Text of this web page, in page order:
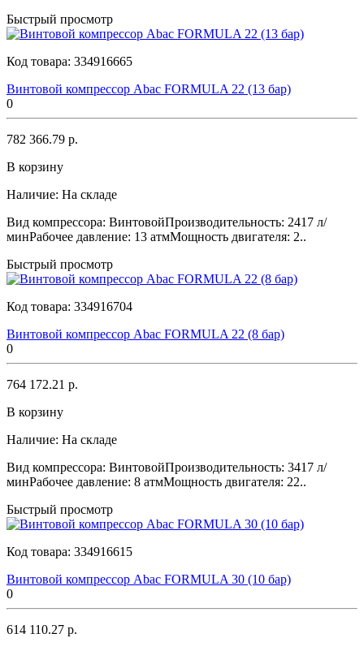
Быстрый просмотр
Код товара: 334916665
Винтовой компрессор Abac FORMULA 22 (13 бар)
0
782 366.79 р.
В корзину
Наличие: На складе
Вид компрессора: ВинтовойПроизводительность: 2417 л/
минРабочее давление: 13 атмМощность двигателя: 2..
Быстрый просмотр
Код товара: 334916704
Винтовой компрессор Abac FORMULA 22 (8 бар)
0
764 172.21 р.
В корзину
Наличие: На складе
Вид компрессора: ВинтовойПроизводительность: 3417 л/
минРабочее давление: 8 атмМощность двигателя: 22..
Быстрый просмотр
Код товара: 334916615
Винтовой компрессор Abac FORMULA 30 (10 бар)
0
614 110.27 р.